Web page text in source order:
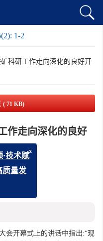
1-2
科研工作走向深化的良好开
( 71 KB)
作走向深化的良好
会开幕式上的讲话中指出:“现
x
技术赋
量发